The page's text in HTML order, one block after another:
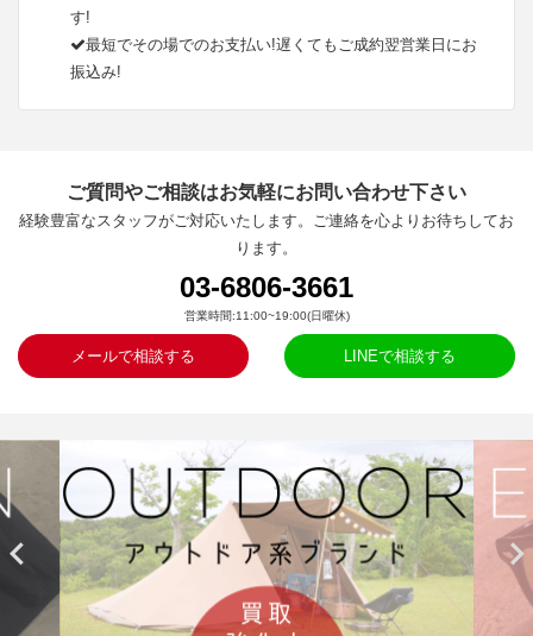
す!
最短でその場でのお支払い!遅くてもご成約翌営業日にお
振込み!
ご質問やご相談はお気軽にお問い合わせ下さい
経験豊富なスタッフがご対応いたします。ご連絡を心よりお待ちしてお
ります。
03-6806-3661
営業時間:11:00~19:00(日曜休)
メールで相談する LINEで相談する
 